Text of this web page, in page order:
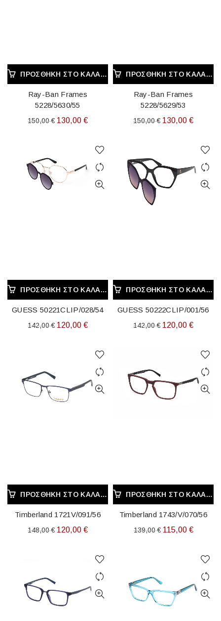
ΠΡΟΣΘΉΚΗ ΣΤΟ ΚΑΛΆΘΙ
Ray-Ban Frames
5228/5630/55
150,00€ Original
130,00 €Η
τιμή
είναι:
130,00 €.
ΠΡΟΣΘΉΚΗ ΣΤΟ ΚΑΛΆΘΙ
Ray-Ban Frames
5228/5629/53
150,00€ Original
130,00 €Η
τιμή
είναι:
130,00
ΠΡΟΣΘΉΚΗ ΣΤΟ ΚΑΛΆΘΙ
GUESS 50221CLIP/028/54
142,00€ Original
120,00 €Η
τιμή
είναι:
120,00 €.
ΠΡΟΣΘΉΚΗ ΣΤΟ ΚΑΛΆΘΙ
GUESS 50222CLIP/001/56
142,00€ Original
120,00 €Η
τιμή
είναι:
120,00
ΠΡΟΣΘΉΚΗ ΣΤΟ ΚΑΛΆΘΙ
Timberland 1721V/091/56
148,00€ Original
120,00 €Η
τιμή
είναι:
120,00 €.
ΠΡΟΣΘΉΚΗ ΣΤΟ ΚΑΛΆΘΙ
Timberland 1743/V/070/56
139,00€ Original
115,00 €Η
τιμή
είναι:
115,00